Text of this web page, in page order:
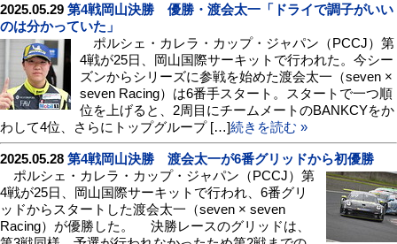
2025.05.29 第4戦岡山決勝 優勝・渡会太一「ドライで調子がいい
のは分かっていた」
ポルシェ・カレラ・カップ・ジャパン（PCCJ）第
4戦が25日、岡山国際サーキットで行われた。今シー
ズンからシリーズに参戦を始めた渡会太一（seven ×
seven Racing）は6番手スタート。スタートで一つ順
位を上げると、2周目にチームメートのBANKCYをか
わして4位、さらにトップグループ […]続きを読む »
2025.05.28 第4戦岡山決勝 渡会太一が6番グリッドから初優勝
ポルシェ・カレラ・カップ・ジャパン（PCCJ）第
4戦が25日、岡山国際サーキットで行われ、6番グリ
ッドからスタートした渡会太一（seven × seven
Racing）が優勝した。 決勝レースのグリッドは、